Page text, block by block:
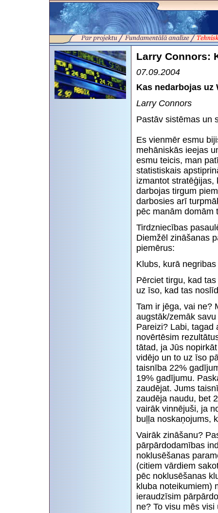
Larry Connors:
07.09.2004
Kas nedarbojas uz
Larry Connors
Pastāv sistēmas un
Es vienmēr esmu
mehāniskās ieejas
esmu teicis, man
statistiskais
izmantot stratēģijas,
darbojas tirgum
darbosies arī
pēc manām domām
Tirdzniecības
Diemžēl zināšanas
piemērus:
Klubs, kurā
Pērciet tirgu, kad
uz īso, kad tas
Tam ir jēga, vai ne?
augstāk/zemāk
Pareizi? Labi, tagad
novērtēsim
tātad, ja Jūs
vidējo un to uz īso
taisnība 22%
19% gadījumu.
zaudējat. Jums
zaudēja naudu, bet
vairāk vinnējuši, ja
buļļa noskaņojums,
Vairāk zināšanu?
pārpārdodamības
noklusēšanas
(citiem vārdiem
pēc noklusēšanas
kluba noteikumiem)
ieraudzīsim
ne? To visu mēs